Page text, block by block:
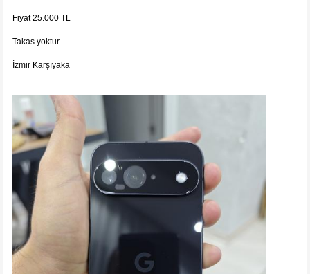
Fiyat 25.000 TL
Takas yoktur
İzmir Karşıyaka